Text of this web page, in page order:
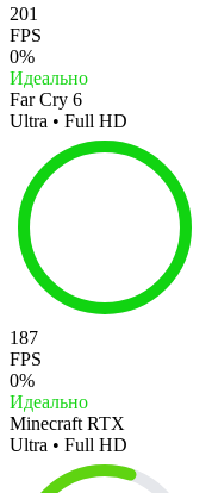
201
FPS
0%
Идеально
Far Cry 6
Ultra • Full HD
187
FPS
0%
Идеально
Minecraft RTX
Ultra • Full HD